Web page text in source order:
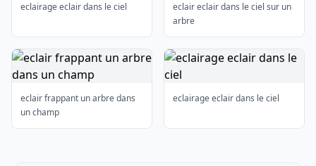
eclairage eclair dans le ciel
eclair eclair dans le ciel sur un
arbre
eclair frappant un arbre dans
un champ
eclairage eclair dans le ciel